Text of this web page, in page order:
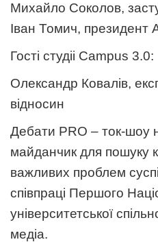
Михайло Соколов,
Іван Томич, президент
Гості студіі Campus 3.0:
Олександр Ковалів,
відносин
Дебати PRO – ток-шоу
майданчик для пошуку
важливих проблем
співпраці Першого
університетської
медіа.